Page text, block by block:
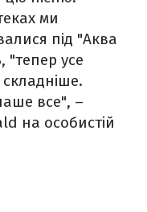
ми
під "Аква
"тепер усе
все", –
на особистій